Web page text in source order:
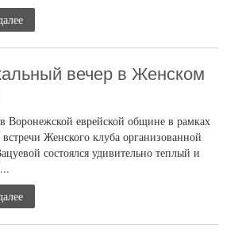
вечер в Женском
Воронежской еврейской общине в рамках
Женского клуба организованной
состоялся удивительно теплый и